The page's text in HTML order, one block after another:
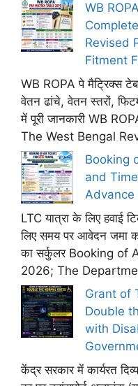
WB
Revised
Fitment
WB ROPA पे मैट्रिक्स
वेतन ढांचे, वेतन स्तरों,
में पूरी जानकारी WB
The West Bengal
Booking
and
Advance
LTC यात्रा के लिए हवाई
लिए समय पर आवेदन जमा
का सर्कुलर Booking of
2026; The
Grant of
Double
with
केंद्र सरकार में कार्यरत